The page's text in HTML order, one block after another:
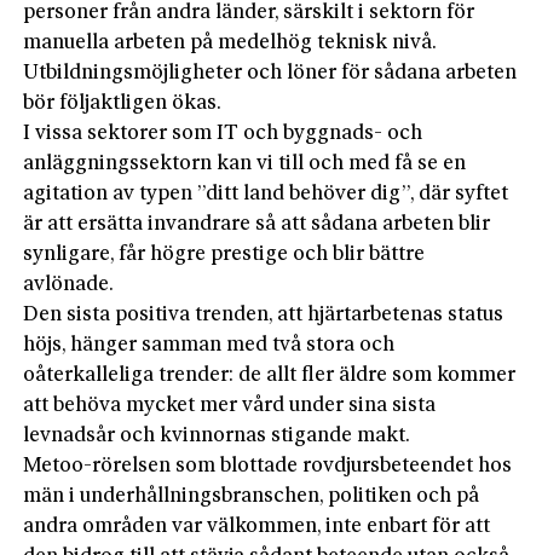
personer från andra länder, särskilt i sektorn för
manuella arbeten på medelhög teknisk nivå.
Utbildningsmöjligheter och löner för sådana arbeten
bör följaktligen ökas.
I vissa sektorer som IT och byggnads- och
anläggningssektorn kan vi till och med få se en
agitation av typen ”ditt land behöver dig”, där syftet
är att ersätta invandrare så att sådana arbeten blir
synligare, får högre prestige och blir bättre
avlönade.
Den sista positiva trenden, att hjärtarbetenas status
höjs, hänger samman med två stora och
oåterkalleliga trender: de allt fler äldre som kommer
att behöva mycket mer vård under sina sista
levnadsår och kvinnornas stigande makt.
Metoo-rörelsen som blottade rovdjursbeteendet hos
män i underhållningsbranschen, politiken och på
andra områden var välkommen, inte enbart för att